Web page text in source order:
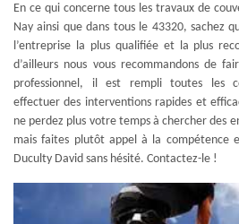
En ce qui concerne tous les travaux de
Nay ainsi que dans tous le 43320, sachez
l’entreprise la plus qualifiée et la plus
d’ailleurs nous vous recommandons de
professionnel, il est rempli toutes les
effectuer des interventions rapides et
ne perdez plus votre temps à chercher des
mais faites plutôt appel à la compétence
Duculty David sans hésité. Contactez-le !